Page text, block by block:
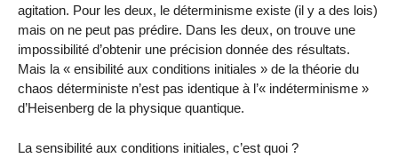
agitation. Pour les deux, le déterminisme existe (il y a des lois)
mais on ne peut pas prédire. Dans les deux, on trouve une
impossibilité d’obtenir une précision donnée des résultats.
Mais la « ensibilité aux conditions initiales » de la théorie du
chaos déterministe n’est pas identique à l’« indéterminisme »
d’Heisenberg de la physique quantique.
La sensibilité aux conditions initiales, c’est quoi ?